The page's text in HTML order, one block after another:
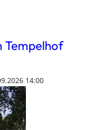
Tempelhof
14:00